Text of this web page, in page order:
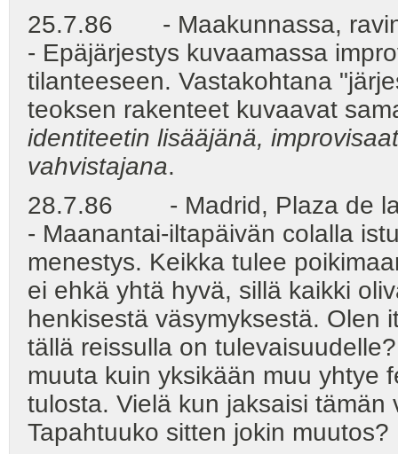
25.7.86 - Maakunnassa,
- Epäjärjestys kuvaamassa
tilanteeseen. Vastakohtana
teoksen rakenteet kuvaavat
identiteetin lisääjänä,
vahvistajana.
28.7.86 - Madrid, Plaza de la
- Maanantai-iltapäivän colalla
menestys. Keikka tulee
ei ehkä yhtä hyvä, sillä kaikki
henkisestä väsymyksestä. Olen
tällä reissulla on
muuta kuin yksikään muu yhtye
tulosta. Vielä kun jaksaisi
Tapahtuuko sitten jokin